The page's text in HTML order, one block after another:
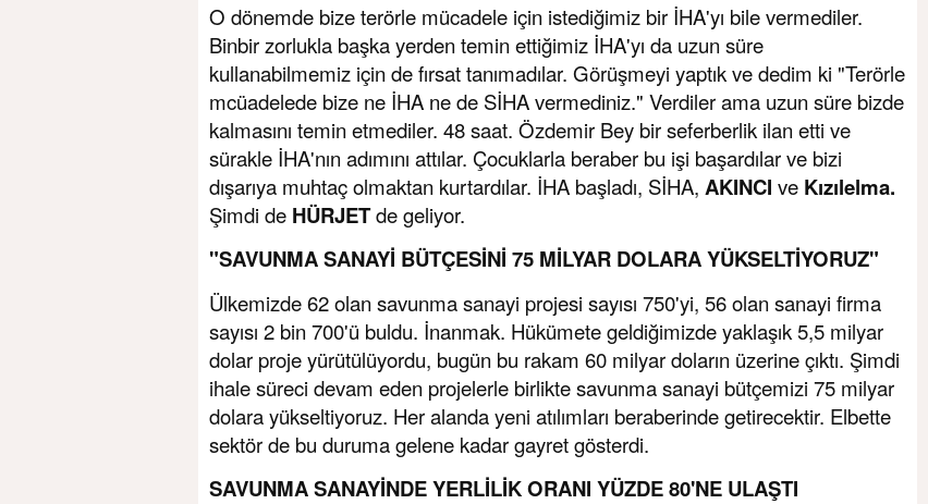
O dönemde bize terörle mücadele için istediğimiz bir İHA'yı bile vermediler.
Binbir zorlukla başka yerden temin ettiğimiz İHA'yı da uzun süre
kullanabilmemiz için de fırsat tanımadılar. Görüşmeyi yaptık ve dedim ki "Terörle
mcüadelede bize ne İHA ne de SİHA vermediniz." Verdiler ama uzun süre bizde
kalmasını temin etmediler. 48 saat. Özdemir Bey bir seferberlik ilan etti ve
sürakle İHA'nın adımını attılar. Çocuklarla beraber bu işi başardılar ve bizi
dışarıya muhtaç olmaktan kurtardılar. İHA başladı, SİHA, AKINCI ve Kızılelma.
Şimdi de HÜRJETde geliyor.
"SAVUNMA SANAYİ BÜTÇESİNİ 75 MİLYAR DOLARA YÜKSELTİYORUZ"
Ülkemizde 62 olan savunma sanayi projesi sayısı 750'yi, 56 olan sanayi firma
sayısı 2 bin 700'ü buldu. İnanmak. Hükümete geldiğimizde yaklaşık 5,5 milyar
dolar proje yürütülüyordu, bugün bu rakam 60 milyar doların üzerine çıktı. Şimdi
ihale süreci devam eden projelerle birlikte savunma sanayi bütçemizi 75 milyar
dolara yükseltiyoruz. Her alanda yeni atılımları beraberinde getirecektir. Elbette
sektör de bu duruma gelene kadar gayret gösterdi.
SAVUNMA SANAYİNDE YERLİLİK ORANI YÜZDE 80'NE ULAŞTI